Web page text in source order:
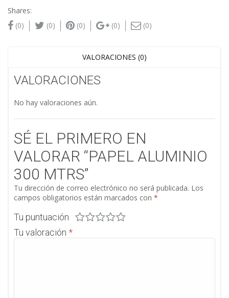
Shares:
(0)
(0) (0) (0) (0)
VALORACIONES (0)
VALORACIONES
No hay valoraciones aún.
SÉ EL PRIMERO EN
VALORAR “PAPEL ALUMINIO
300 MTRS”
Tu dirección de correo electrónico no será publicada. Los
campos obligatorios están marcados con *
Tu puntuación
Tu valoración *